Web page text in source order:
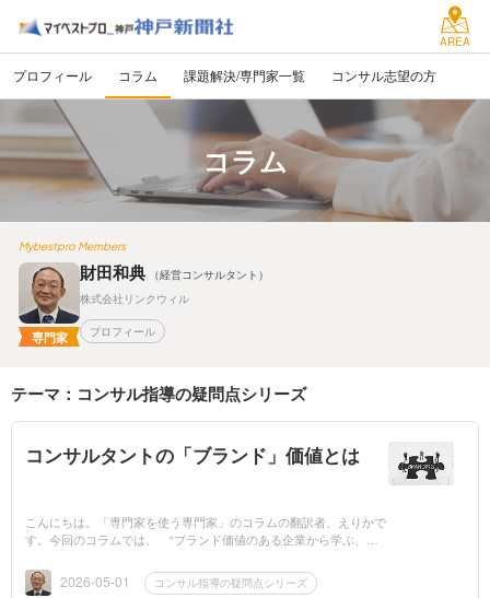
AREA
プロフィール コラム 課題解決/専門家一覧 コンサル志望の方
コラム
Mybestpro Members
専門家
財田和典
（経営コンサルタント）
株式会社リンクウィル
プロフィール
テーマ：コンサル指導の疑問点シリーズ
コンサルタントの「ブランド」価値とは
こんにちは。「専門家を使う専門家」のコラムの翻訳者、えりかで
す。今回のコラムでは、 “ブランド価値のある企業から学ぶ、コ
ポイントは、 “...
2026-05-01 コンサル指導の疑問点シリーズ